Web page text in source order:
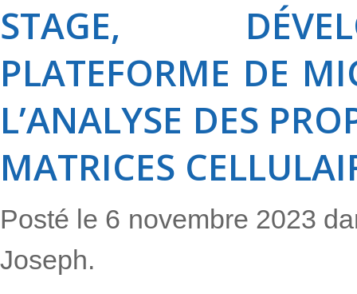
STAGE,
PLATEFORME DE
L’ANALYSE DES
MATRICES
Posté le 6 novembre 2023
Joseph.